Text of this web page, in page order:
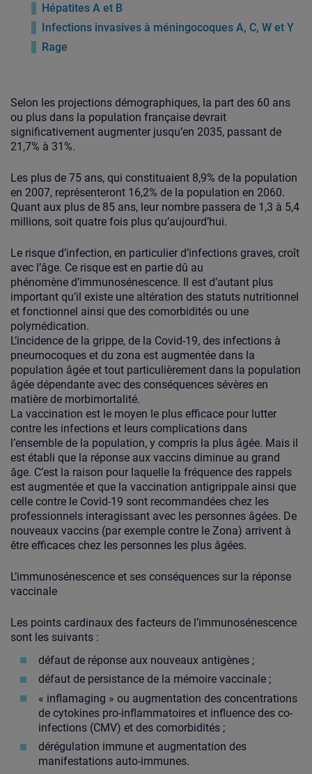
Hépatites A et B
Infections invasives à méningocoques A, C, W et Y
Rage
Selon les projections démographiques, la part des 60 ans
ou plus dans la population française devrait
significativement augmenter jusqu’en 2035, passant de
21,7% à 31%.
Les plus de 75 ans, qui constituaient 8,9% de la population
en 2007, représenteront 16,2% de la population en 2060.
Quant aux plus de 85 ans, leur nombre passera de 1,3 à 5,4
millions, soit quatre fois plus qu’aujourd’hui.
Le risque d’infection, en particulier d’infections graves, croît
avec l’âge. Ce risque est en partie dû au
phénomène d’immunosénescence. Il est d’autant plus
important qu’il existe une altération des statuts nutritionnel
et fonctionnel ainsi que des comorbidités ou une
polymédication.
L’incidence de la grippe, de la Covid-19, des infections à
pneumocoques et du zona est augmentée dans la
population âgée et tout particulièrement dans la population
âgée dépendante avec des conséquences sévères en
matière de morbimortalité.
La vaccination est le moyen le plus efficace pour lutter
contre les infections et leurs complications dans
l’ensemble de la population, y compris la plus âgée. Mais il
est établi que la réponse aux vaccins diminue au grand
âge. C’est la raison pour laquelle la fréquence des rappels
est augmentée et que la vaccination antigrippale ainsi que
celle contre le Covid-19 sont recommandées chez les
professionnels interagissant avec les personnes âgées. De
nouveaux vaccins (par exemple contre le Zona) arrivent à
être efficaces chez les personnes les plus âgées.
L’immunosénescence et ses conséquences sur la réponse
vaccinale
Les points cardinaux des facteurs de l’immunosénescence
sont les suivants :
défaut de réponse aux nouveaux antigènes ;
défaut de persistance de la mémoire vaccinale ;
« inflamaging » ou augmentation des concentrations
de cytokines pro-inflammatoires et influence des co-
infections (CMV) et des comorbidités ;
dérégulation immune et augmentation des
manifestations auto-immunes.